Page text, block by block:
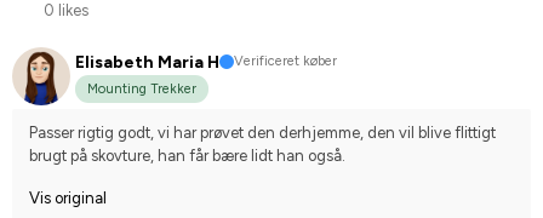
0 likes
Elisabeth Maria H
Verificeret køber
Mounting Trekker
Passer rigtig godt, vi har prøvet den derhjemme, den vil blive flittigt
brugt på skovture, han får bære lidt han også.
Vis original